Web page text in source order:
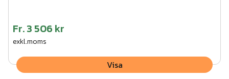
Fr.3 506 kr
exkl.moms
Visa